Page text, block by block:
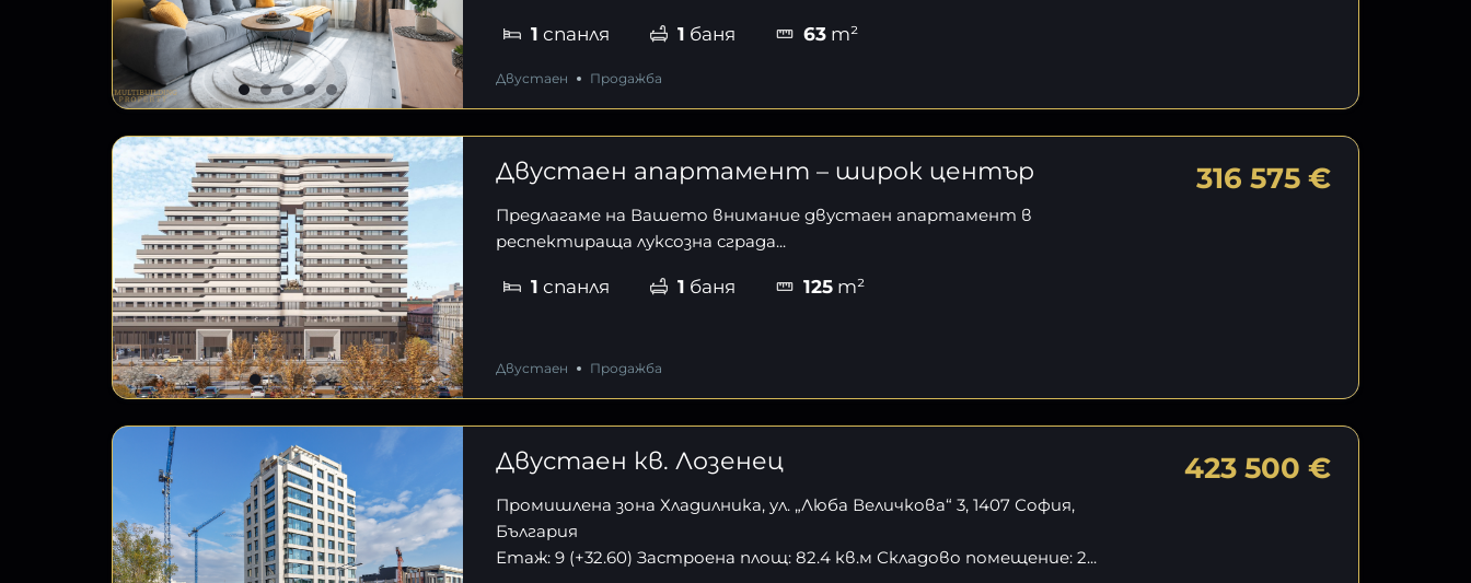
1 спанля 1 баня 63 m²
Двустаен Продажба
Двустаен апартамент – широк център
Предлагаме на Вашето внимание двустаен апартамент в
респектираща луксозна сграда...
1 спанля 1 баня 125 m²
316 575 €
Двустаен Продажба
Двустаен кв. Лозенец
Промишлена зона Хладилника, ул. „Люба Величкова“ 3, 1407 София,
България
Етаж: 9 (+32.60) Застроена площ: 82.4 кв.м Складово помещение: 2...
423 500 €